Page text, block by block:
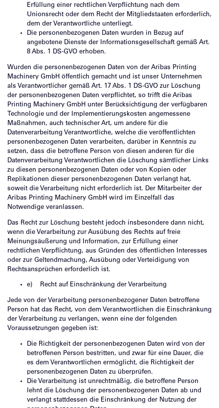
Erfüllung einer rechtlichen Verpflichtung nach dem
Unionsrecht oder dem Recht der Mitgliedstaaten erforderlich,
dem der Verantwortliche unterliegt.
Die personenbezogenen Daten wurden in Bezug auf
angebotene Dienste der Informationsgesellschaft gemäß Art.
8 Abs. 1 DS-GVO erhoben.
Wurden die personenbezogenen Daten von der Aribas Printing
Machinery GmbH öffentlich gemacht und ist unser Unternehmen
als Verantwortlicher gemäß Art. 17 Abs. 1 DS-GVO zur Löschung
der personenbezogenen Daten verpflichtet, so trifft die Aribas
Printing Machinery GmbH unter Berücksichtigung der verfügbaren
Technologie und der Implementierungskosten angemessene
Maßnahmen, auch technischer Art, um andere für die
Datenverarbeitung Verantwortliche, welche die veröffentlichten
personenbezogenen Daten verarbeiten, darüber in Kenntnis zu
setzen, dass die betroffene Person von diesen anderen für die
Datenverarbeitung Verantwortlichen die Löschung sämtlicher Links
zu diesen personenbezogenen Daten oder von Kopien oder
Replikationen dieser personenbezogenen Daten verlangt hat,
soweit die Verarbeitung nicht erforderlich ist. Der Mitarbeiter der
Aribas Printing Machinery GmbH wird im Einzelfall das
Notwendige veranlassen.
Das Recht zur Löschung besteht jedoch insbesondere dann nicht,
wenn die Verarbeitung zur Ausübung des Rechts auf freie
Meinungsäußerung und Information, zur Erfüllung einer
rechtlichen Verpflichtung, aus Gründen des öffentlichen Interesses
oder zur Geltendmachung, Ausübung oder Verteidigung von
Rechtsansprüchen erforderlich ist.
e) Recht auf Einschränkung der Verarbeitung
Jede von der Verarbeitung personenbezogener Daten betroffene
Person hat das Recht, von dem Verantwortlichen die Einschränkung
der Verarbeitung zu verlangen, wenn eine der folgenden
Voraussetzungen gegeben ist:
Die Richtigkeit der personenbezogenen Daten wird von der
betroffenen Person bestritten, und zwar für eine Dauer, die
es dem Verantwortlichen ermöglicht, die Richtigkeit der
personenbezogenen Daten zu überprüfen.
Die Verarbeitung ist unrechtmäßig, die betroffene Person
lehnt die Löschung der personenbezogenen Daten ab und
verlangt stattdessen die Einschränkung der Nutzung der